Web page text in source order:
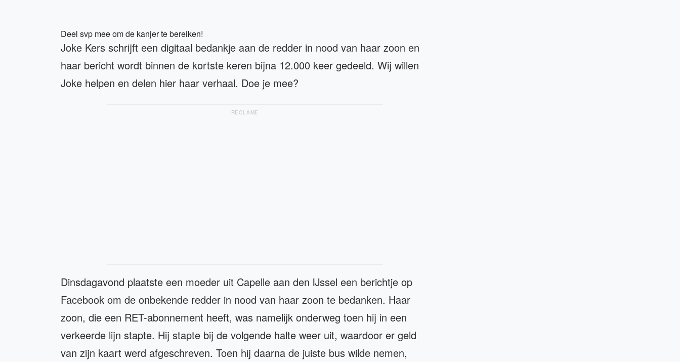
Deel svp mee om de kanjer te bereiken!
Joke Kers schrijft een digitaal bedankje aan de redder in nood van haar zoon en
haar bericht wordt binnen de kortste keren bijna 12.000 keer gedeeld. Wij willen
Joke helpen en delen hier haar verhaal. Doe je mee?
RECLAME
Dinsdagavond plaatste een moeder uit Capelle aan den IJssel een berichtje op
Facebook om de onbekende redder in nood van haar zoon te bedanken. Haar
zoon, die een RET-abonnement heeft, was namelijk onderweg toen hij in een
verkeerde lijn stapte. Hij stapte bij de volgende halte weer uit, waardoor er geld
van zijn kaart werd afgeschreven. Toen hij daarna de juiste bus wilde nemen,